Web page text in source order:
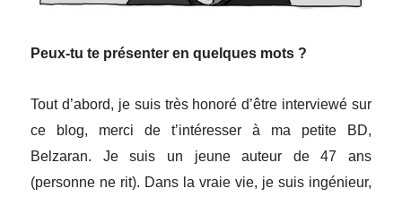
Peux-tu te présenter en quelques mots ?
Tout d’abord, je suis très honoré d’être interviewé sur
ce blog, merci de t’intéresser à ma petite BD,
Belzaran. Je suis un jeune auteur de 47 ans
(personne ne rit). Dans la vraie vie, je suis ingénieur,